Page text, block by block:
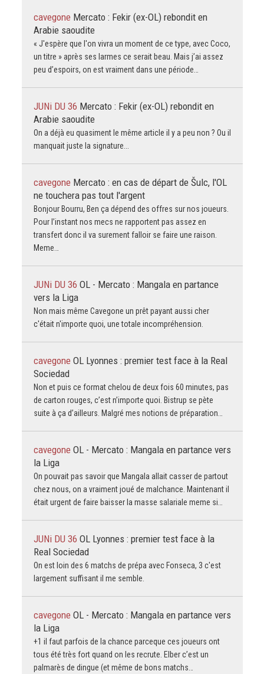
cavegone Mercato : Fekir (ex-OL) rebondit en
Arabie saoudite
« J'espère que l'on vivra un moment de ce type, avec Coco,
un titre » après ses larmes ce serait beau. Mais j’ai assez
peu d’espoirs, on est vraiment dans une période…
JUNi DU 36 Mercato : Fekir (ex-OL) rebondit en
Arabie saoudite
On a déjà eu quasiment le même article il y a peu non ? Ou il
manquait juste la signature...
cavegone Mercato : en cas de départ de Šulc, l'OL
ne touchera pas tout l'argent
Bonjour Bourru, Ben ça dépend des offres sur nos joueurs.
Pour l’instant nos mecs ne rapportent pas assez en
transfert donc il va surement falloir se faire une raison.
Meme…
JUNi DU 36 OL - Mercato : Mangala en partance
vers la Liga
Non mais même Cavegone un prêt payant aussi cher
c'était n'importe quoi, une totale incompréhension.
cavegone OL Lyonnes : premier test face à la Real
Sociedad
Non et puis ce format chelou de deux fois 60 minutes, pas
de carton rouges, c’est n’importe quoi. Bistrup se pète
suite à ça d’ailleurs. Malgré mes notions de préparation…
cavegone OL - Mercato : Mangala en partance vers
la Liga
On pouvait pas savoir que Mangala allait casser de partout
chez nous, on a vraiment joué de malchance. Maintenant il
était urgent de faire baisser la masse salariale meme si…
JUNi DU 36 OL Lyonnes : premier test face à la
Real Sociedad
On est loin des 6 matchs de prépa avec Fonseca, 3 c'est
largement suffisant il me semble.
cavegone OL - Mercato : Mangala en partance vers
la Liga
+1 il faut parfois de la chance parceque ces joueurs ont
tous été très fort quand on les recrute. Elber c’est un
palmarès de dingue (et même de bons matchs…